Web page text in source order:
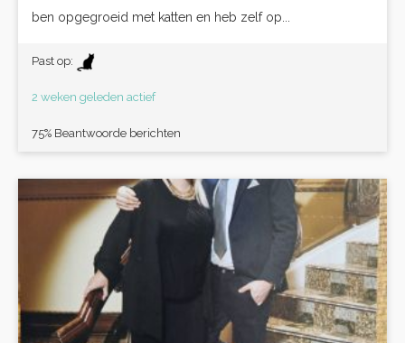
ben opgegroeid met katten en heb zelf op...
Past op:
2 weken geleden actief
75% Beantwoorde berichten